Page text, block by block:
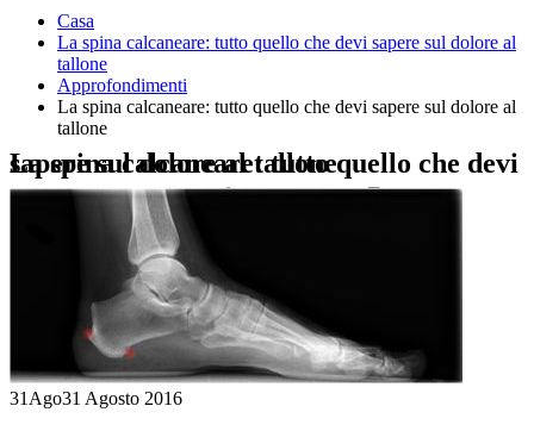
Casa
La spina calcaneare: tutto quello che devi sapere sul dolore al
tallone
Approfondimenti
La spina calcaneare: tutto quello che devi sapere sul dolore al
tallone
La spina calcaneare: tutto quello che devi sapere sul dolore al tallone
31 Ago31 Agosto 2016